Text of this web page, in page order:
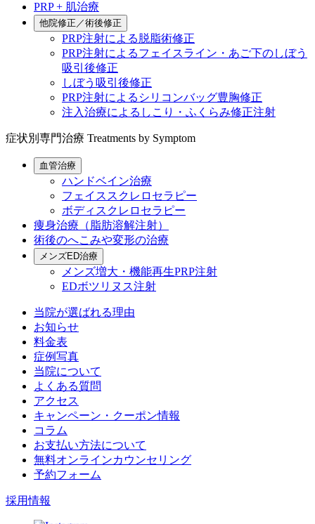
PRP + 肌治療
他院修正／術後修正
PRP注射による脱脂術修正
PRP注射によるフェイスライン・あご下のしぼう
吸引後修正
しぼう吸引後修正
PRP注射によるシリコンバッグ豊胸修正
注入治療によるしこり・ふくらみ修正注射
症状別専門治療 Treatments by Symptom
血管治療
ハンドベイン治療
フェイススクレロセラピー
ボディスクレロセラピー
痩身治療（脂肪溶解注射）
術後のへこみや変形の治療
メンズED治療
メンズ増大・機能再生PRP注射
EDボツリヌス注射
当院が選ばれる理由
お知らせ
料金表
症例写真
当院について
よくある質問
アクセス
キャンペーン・クーポン情報
コラム
お支払い方法について
無料オンラインカウンセリング
予約フォーム
採用情報